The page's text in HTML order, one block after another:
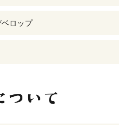
ロップ